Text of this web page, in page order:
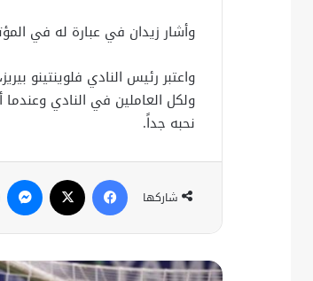
وأشار زيدان في عبارة له في
واعتبر رئيس النادي فلوينتينو
ولكل العاملين في النادي وعندما
نحبه جداً.
شاركها
فيسبوك